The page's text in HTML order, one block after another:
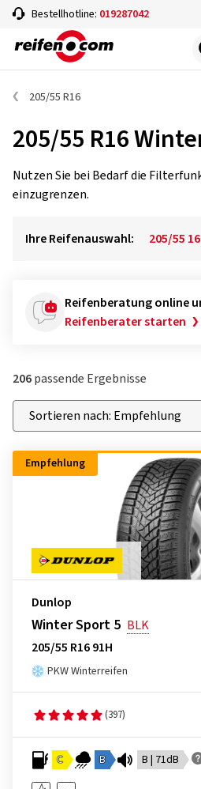
Bestellhotline: 019287042
205/55 R16
205/55 R16
Nutzen Sie bei Bedarf die
einzugrenzen.
Ihre Reifenauswahl: 205/55 16
Reifenberatung online
Reifenberater starten
206passende Ergebnisse
Empfehlung
Dunlop
Winter Sport 5 BLK
205/55 R16 91H
PKW Winterreifen
(397)
C B B | 71dB